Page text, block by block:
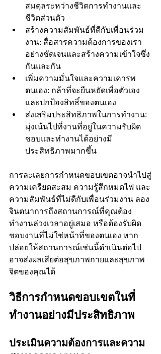
สมดุลระหว่างชีวิตการทำงานและ
ชีวิตส่วนตัว
สร้างความสัมพันธ์ที่ดีกับเพื่อนร่วม
งาน: สื่อสารความต้องการของเรา
อย่างชัดเจนและสร้างความเข้าใจซึ่ง
กันและกัน
เพิ่มความมั่นใจและความเคารพ
ตนเอง: กล้าที่จะยืนหยัดเพื่อตัวเอง
และปกป้องสิทธิ์ของตนเอง
ส่งเสริมประสิทธิภาพในการทำงาน:
มุ่งเน้นไปที่งานที่อยู่ในความรับผิด
ชอบและทำงานได้อย่างมี
ประสิทธิภาพมากขึ้น
การละเลยการกำหนดขอบเขตอาจนำไปสู่
ความเครียดสะสม ความรู้สึกหมดไฟ และ
ความสัมพันธ์ที่ไม่ดีกับเพื่อนร่วมงาน ลอง
จินตนาการถึงสถานการณ์ที่คุณต้อง
ทำงานล่วงเวลาอยู่เสมอ หรือต้องรับผิด
ชอบงานที่ไม่ใช่หน้าที่ของตนเอง หาก
ปล่อยให้สถานการณ์เช่นนี้ดำเนินต่อไป
อาจส่งผลเสียต่อสุขภาพกายและสุขภาพ
จิตของคุณได้
วิธีการกำหนดขอบเขตในที่
ทำงานอย่างมีประสิทธิภาพ
ประเมินความต้องการและความ